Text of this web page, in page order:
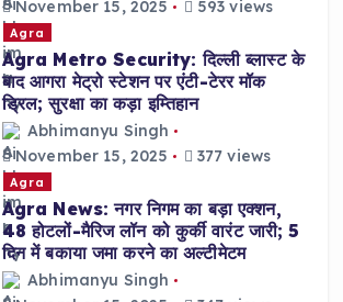
November 15, 2025
593 views
Agra
Agra Metro Security: दिल्ली ब्लास्ट के
बाद आगरा मेट्रो स्टेशन पर एंटी-टेरर मॉक
ड्रिल; सुरक्षा का कड़ा इम्तिहान
Abhimanyu Singh
November 15, 2025
377 views
Agra
Agra News: नगर निगम का बड़ा एक्शन,
48 होटलों-मैरिज लॉन को कुर्की वारंट जारी; 5
दिन में बकाया जमा करने का अल्टीमेटम
Abhimanyu Singh